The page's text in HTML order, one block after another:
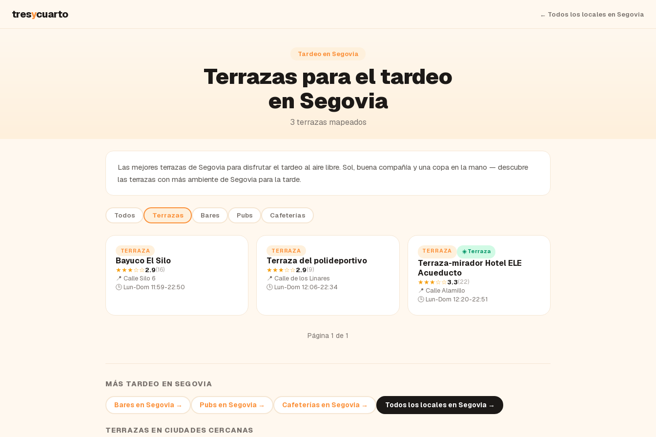
tresycuarto ← Todos los locales en Segovia
Tardeo en Segovia
Terrazas para el tardeo
en Segovia
3 terrazas mapeados
Las mejores terrazas de Segovia para disfrutar el tardeo al aire libre. Sol, buena compañía y una copa en la mano — descubre
las terrazas con más ambiente de Segovia para la tarde.
Todos Terrazas Bares Pubs Cafeterías
TERRAZA
Bayuco El Silo
★★★☆☆2.9(16)
📍 Calle Silo 6
🕒 Lun-Dom 11:59-22:50
TERRAZA
Terraza del polideportivo
★★★☆☆2.9(9)
📍 Calle de los Linares
🕒 Lun-Dom 12:06-22:34
TERRAZA ☀️ Terraza
Terraza-mirador Hotel ELE
Acueducto
★★★☆☆3.3(22)
📍 Calle Alamillo
🕒 Lun-Dom 12:20-22:51
Página 1 de 1
MÁS TARDEO EN SEGOVIA
Baresen Segovia → Pubsen Segovia → Cafeteríasen Segovia → Todos los locales en Segovia →
TERRAZAS EN CIUDADES CERCANAS